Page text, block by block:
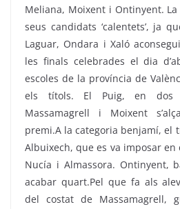
Meliana, Moixent i Ontinyent. La
seus candidats ‘calentets’, ja
Laguar, Ondara i Xaló
les finals celebrades el dia
escoles de la província de
els títols. El Puig, en dos
Massamagrell i Moixent
premi.A la categoria benjamí, el
Albuixech, que es va imposar
Nucía i Almassora. Ontinyent,
acabar quart.Pel que fa als
del costat de Massamagrell,